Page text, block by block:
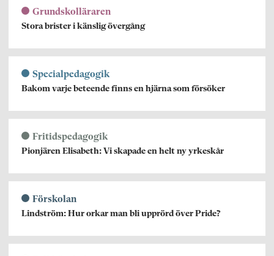
Grundskolläraren
Stora brister i känslig övergång
Specialpedagogik
Bakom varje beteende finns en hjärna som försöker
Fritidspedagogik
Pionjären Elisabeth: Vi skapade en helt ny yrkeskår
Förskolan
Lindström: Hur orkar man bli upprörd över Pride?